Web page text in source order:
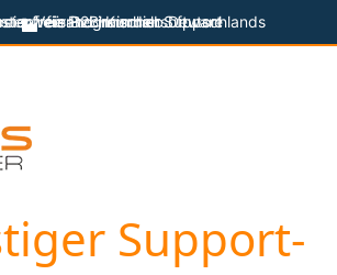
technischer Support
Versand innerhalb Deutschlands
Programmiersoftware
für B2B-Kunden
Support-